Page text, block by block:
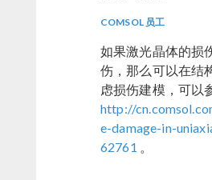
COMSOL 员工
如果激光晶体的损
伤，那么可以在结
虑损伤建模，可以
http://
e-damage-in-
62761